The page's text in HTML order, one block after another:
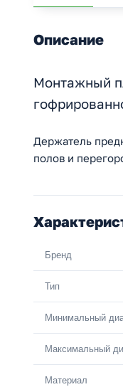
Описание
Монтажный
Держатель
полов и
Бренд
Тип
Минимальный
Максимальный
Материал